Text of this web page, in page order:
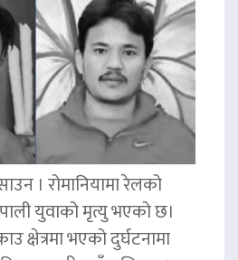
। रोमानियामा रेलको
युवाको मृत्यु भएको छ।
क्षेत्रमा भएको दुर्घटनामा